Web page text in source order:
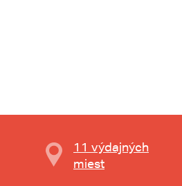
11 výdajných
miest